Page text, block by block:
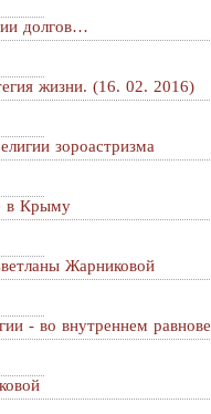
долгов…
жизни. (16. 02. 2016)
зороастризма
в Крыму
Жарниковой
- во внутреннем